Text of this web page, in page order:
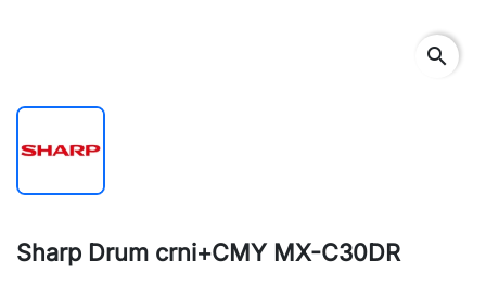
search
Sharp Drum crni+CMY MX-C30DR